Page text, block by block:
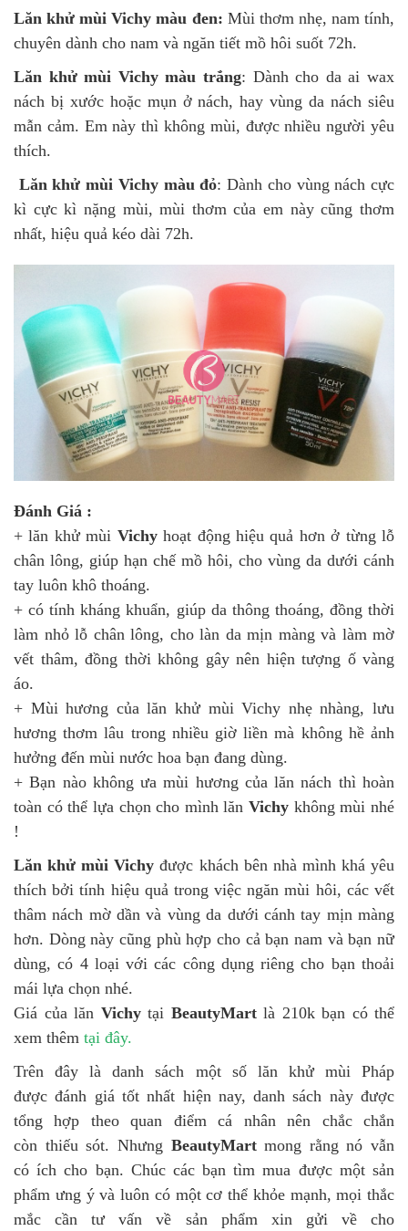
Lăn khử mùi Vichy màu đen: Mùi thơm nhẹ, nam tính,
chuyên dành cho nam và ngăn tiết mồ hôi suốt 72h.
Lăn khử mùi Vichy màu trắng: Dành cho da ai wax
nách bị xước hoặc mụn ở nách, hay vùng da nách siêu
mẫn cảm. Em này thì không mùi, được nhiều người yêu
thích.
Lăn khử mùi Vichy màu đỏ: Dành cho vùng nách cực
kì cực kì nặng mùi, mùi thơm của em này cũng thơm
nhất, hiệu quả kéo dài 72h.
Đánh Giá :
+ lăn khử mùi Vichyhoạt động hiệu quả hơn ở từng lỗ
chân lông, giúp hạn chế mồ hôi, cho vùng da dưới cánh
tay luôn khô thoáng.
+ có tính kháng khuẩn, giúp da thông thoáng, đồng thời
làm nhỏ lỗ chân lông, cho làn da mịn màng và làm mờ
vết thâm, đồng thời không gây nên hiện tượng ố vàng
áo.
+ Mùi hương của lăn khử mùi Vichy nhẹ nhàng, lưu
hương thơm lâu trong nhiều giờ liền mà không hề ảnh
hưởng đến mùi nước hoa bạn đang dùng.
+ Bạn nào không ưa mùi hương của lăn nách thì hoàn
toàn có thể lựa chọn cho mình lănVichy không mùi nhé
!
Lăn khử mùi Vichy được khách bên nhà mình khá yêu
thích bởi tính hiệu quả trong việc ngăn mùi hôi, các vết
thâm nách mờ dần và vùng da dưới cánh tay mịn màng
hơn. Dòng này cũng phù hợp cho cả bạn nam và bạn nữ
dùng, có 4 loại với các công dụng riêng cho bạn thoải
mái lựa chọn nhé.
Giá của lăn Vichytại BeautyMartlà 210k bạn có thể
xem thêm tại đây.
Trên đây là danh sách một số lăn khử mùi Pháp
được đánh giá tốt nhất hiện nay, danh sách này được
tổng hợp theo quan điểm cá nhân nên chắc chắn
còn thiếu sót. Nhưng BeautyMartmong rằng nó vẫn
có ích cho bạn. Chúc các bạn tìm mua được một sản
phẩm ưng ý và luôn có một cơ thể khỏe mạnh, mọi thắc
mắc cần tư vấn về sản phẩm xin gửi về cho